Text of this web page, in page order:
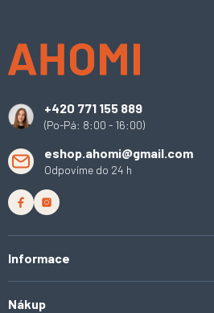
+420 771 155 889
(Po-Pá: 8:00 - 16:00)
eshop.ahomi@gmail.com
Odpovíme do 24 h
Informace
Nákup